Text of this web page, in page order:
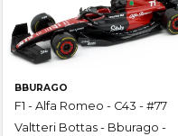
BBURAGO
F1 - Alfa Romeo - C43 - #77
Valtteri Bottas - Bburago -